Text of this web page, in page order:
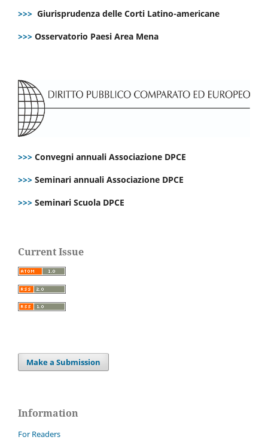
>>> Giurisprudenza delle Corti Latino-americane
>>> Osservatorio Paesi Area Mena
>>> Convegni annuali Associazione DPCE
>>> Seminari annuali Associazione DPCE
>>> Seminari Scuola DPCE
Current Issue
Make a Submission
Information
For Readers